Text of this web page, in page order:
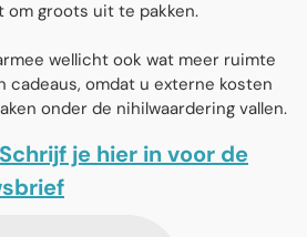
groots uit te pakken.
wellicht ook wat meer ruimte
cadeaus, omdat u externe kosten
onder de nihilwaardering vallen.
Schrijf je hier in voor de